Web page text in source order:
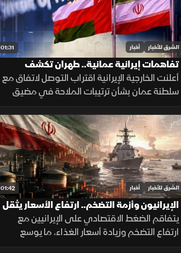
01:31 الشرق للأخبار أخبار
تفاهمات إيرانية عمانية.. طهران تكشف
تفاصيل اتفاق مضيق هرمز
أعلنت الخارجية الإيرانية اقتراب التوصل لاتفاق مع
سلطنة عمان بشأن ترتيبات الملاحة في مضيق
هرمز، مؤكدة أن فتح المضيق يبقى مشروطًا
بالتزام أميركا برفع العقوبات والإفراج عن الأصول
الإيرانية.
01:42 الشرق للأخبار أخبار
الإيرانيون وأزمة التضخم.. ارتفاع الأسعار يثقل
كاهل الأسر
يتفاقم الضغط الاقتصادي على الإيرانيين مع
ارتفاع التضخم وزيادة أسعار الغذاء، ما يوسع
الفجوة بين الشرائح الاجتماعية ويدفع الأسر إلى